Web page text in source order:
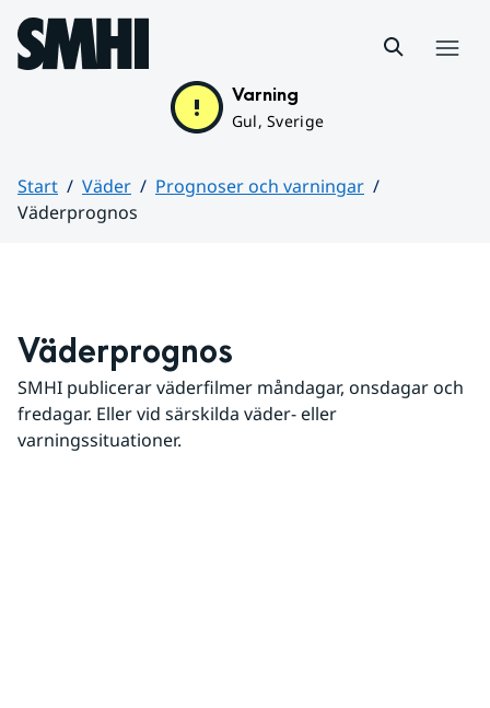
Hoppa till sidans innehåll
Varning
Gul, Sverige
Start Väder
Prognoser och varningar
Väderprognos
Väderprognos
SMHI publicerar väderfilmer måndagar, onsdagar och
fredagar. Eller vid särskilda väder- eller
varningssituationer.